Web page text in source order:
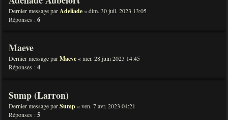
Dernier message parAdeliade «dim. 30 juil. 2023 13:05
Réponses :6
Maeve
Dernier message parMaeve «mer. 28 juin 2023 14:45
Réponses :4
Sump (Larron)
Dernier message parSump «ven. 7 avr. 2023 04:21
Réponses :5